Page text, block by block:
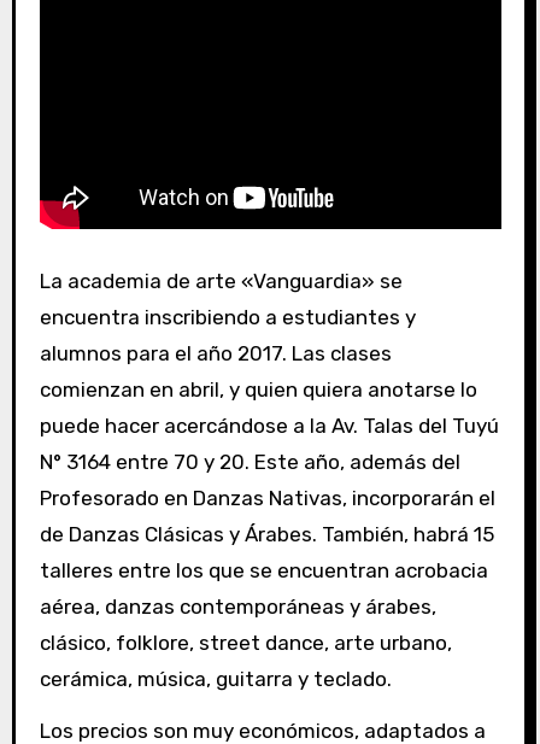
La academia de arte «Vanguardia» se
encuentra inscribiendo a estudiantes y
alumnos para el año 2017. Las clases
comienzan en abril, y quien quiera anotarse lo
puede hacer acercándose a la Av. Talas del Tuyú
N° 3164 entre 70 y 20. Este año, además del
Profesorado en Danzas Nativas, incorporarán el
de Danzas Clásicas y Árabes. También, habrá 15
talleres entre los que se encuentran acrobacia
aérea, danzas contemporáneas y árabes,
clásico, folklore, street dance, arte urbano,
cerámica, música, guitarra y teclado.
Los precios son muy económicos, adaptados a